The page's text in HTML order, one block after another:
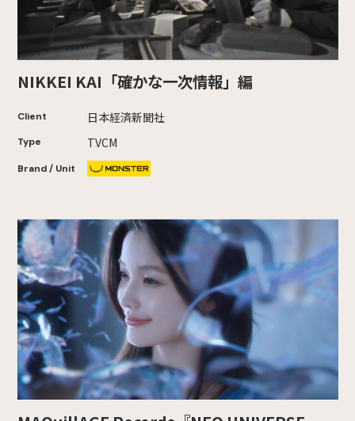
NIKKEI KAI「確かな一次情報」編
Client 日本経済新聞社
Type TVCM
Brand / Unit